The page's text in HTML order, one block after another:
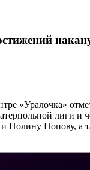
«Уралочка»
лиги
Попову, а